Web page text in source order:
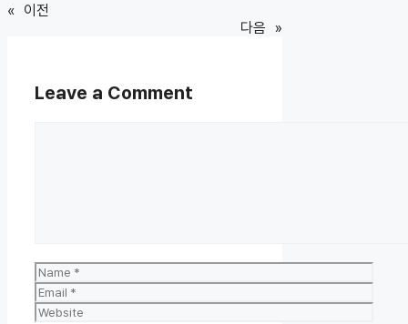
« 이전
다음 »
Leave a Comment
Name
Email
Website